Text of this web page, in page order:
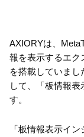
AXIORYは、
報を表示するエク
を搭載していまし
して、「板情報
す。
「板情報表示イ